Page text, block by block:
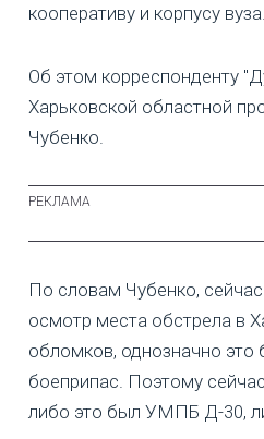
кооперативу и корпусу вуза.
Об этом корреспонденту
Харьковской областной
Чубенко.
По словам Чубенко,
осмотр места обстрела в
обломков, однозначно
боеприпас. Поэтому
либо это был УМПБ Д-30,